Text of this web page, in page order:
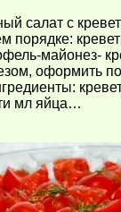
салат с
порядке:
майонез-
оформить
мл яйца…